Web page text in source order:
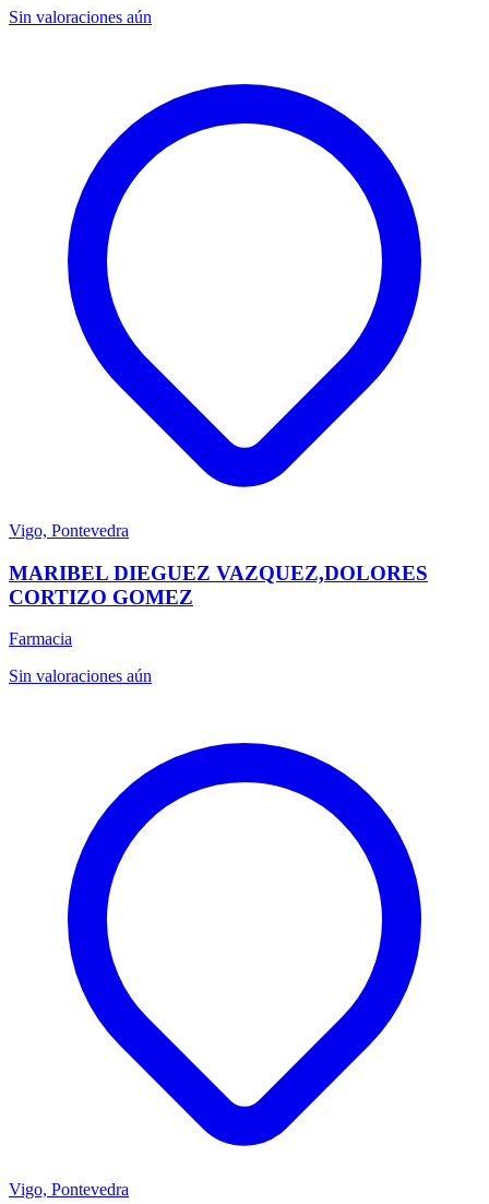
Sin valoraciones aún
Vigo, Pontevedra
MARIBEL DIEGUEZ VAZQUEZ,DOLORES
CORTIZO GOMEZ
Farmacia
Sin valoraciones aún
Vigo, Pontevedra